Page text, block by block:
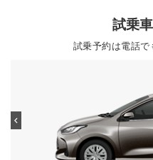
試乗
試乗予約は電話で